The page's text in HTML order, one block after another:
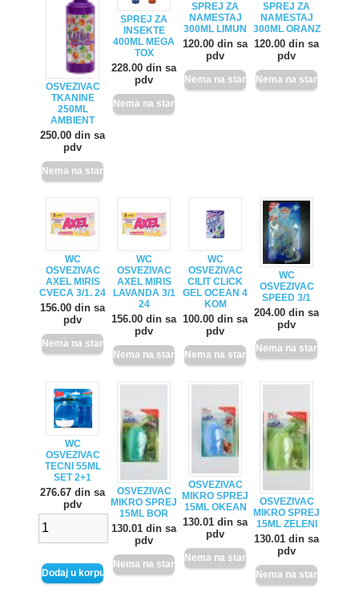
OSVEZIVAC
TKANINE
250ML
AMBIENT
250.00 din sa
pdv
SPREJ ZA
INSEKTE
400ML MEGA
TOX
228.00 din sa
pdv
SPREJ ZA
NAMESTAJ
300ML LIMUN
120.00 din sa
pdv
SPREJ ZA
NAMESTAJ
300ML ORANZ
120.00 din sa
pdv
WC
OSVEZIVAC
AXEL MIRIS
CVECA 3/1. 24
156.00 din sa
pdv
WC
OSVEZIVAC
AXEL MIRIS
LAVANDA 3/1
24
156.00 din sa
pdv
WC
OSVEZIVAC
CILIT CLICK
GEL OCEAN 4
KOM
100.00 din sa
pdv
WC
OSVEZIVAC
SPEED 3/1
204.00 din sa
pdv
WC
OSVEZIVAC
TECNI 55ML
SET 2+1
276.67 din sa
pdv
OSVEZIVAC
MIKRO SPREJ
15ML BOR
130.01 din sa
pdv
OSVEZIVAC
MIKRO SPREJ
15ML OKEAN
130.01 din sa
pdv
OSVEZIVAC
MIKRO SPREJ
15ML ZELENI
130.01 din sa
pdv